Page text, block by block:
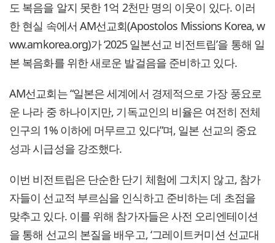
도 복음을 알지 못한 1억 2천만 명의 이웃이 있다. 이러
한 현실 속에서 AM선교회(Apostolos Missions Korea, w
ww.amkorea.org)가 ‘2025 일본선교 비전트립’을 통해 일
본 복음화를 위한 새로운 발걸음을 준비하고 있다.
AM선교회는 “일본은 세계에서 경제적으로 가장 풍요로
운 나라 중 하나이지만, 기독교인의 비율은 여전히 전체
인구의 1% 이하에 머무르고 있다”며, 일본 선교의 중요
성과 시급성을 강조했다.
이번 비전트립은 단순한 단기 체험에 그치지 않고, 참가
자들이 선교적 부르심을 인식하고 준비하는 데 초점을
맞추고 있다. 이를 위해 참가자들은 사전 오리엔테이션
을 통해 선교의 본질을 배우고, ‘그레이트커미션 선교대